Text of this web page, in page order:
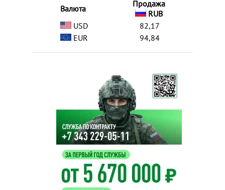
Валюта
Продажа
RUB
USD
82,17
EUR
94,84